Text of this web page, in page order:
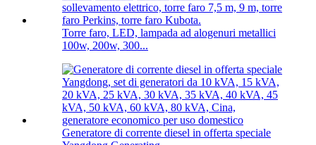
Torre faro, LED, lampada ad alogenuri metallici
100w, 200w, 300...
Generatore di corrente diesel in offerta speciale